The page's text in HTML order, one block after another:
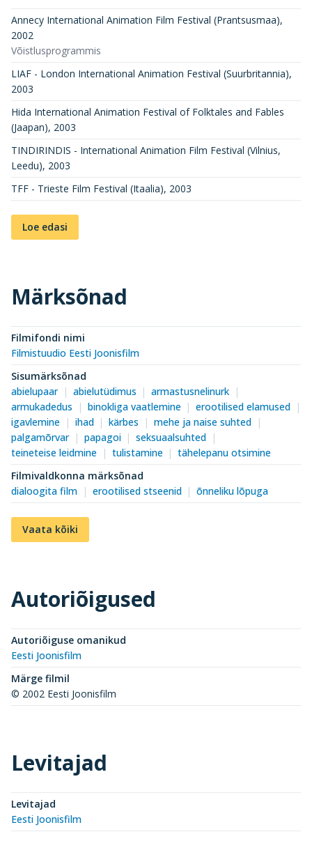
Annecy International Animation Film Festival (Prantsusmaa),
2002
Võistlusprogrammis
LIAF - London International Animation Festival (Suurbritannia),
2003
Hida International Animation Festival of Folktales and Fables
(Jaapan), 2003
TINDIRINDIS - International Animation Film Festival (Vilnius,
Leedu), 2003
TFF - Trieste Film Festival (Itaalia), 2003
Loe edasi
Märksõnad
Filmifondi nimi
Filmistuudio Eesti Joonisfilm
Sisumärksõnad
abielupaar
abielutüdimus
armastusnelinurk
armukadedus
binokliga vaatlemine
erootilised elamused
igavlemine
ihad kärbes
mehe ja naise suhted
palgamõrvar
papagoi
seksuaalsuhted
teineteise leidmine
tulistamine
tähelepanu otsimine
Filmivaldkonna märksõnad
dialoogita film
erootilised stseenid õnneliku lõpuga
Vaata kõiki
Autoriõigused
Autoriõiguse omanikud
Eesti Joonisfilm
Märge filmil
© 2002 Eesti Joonisfilm
Levitajad
Levitajad
Eesti Joonisfilm